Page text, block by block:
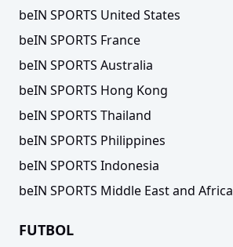
beIN SPORTS United States
beIN SPORTS France
beIN SPORTS Australia
beIN SPORTS Hong Kong
beIN SPORTS Thailand
beIN SPORTS Philippines
beIN SPORTS Indonesia
beIN SPORTS Middle East and Africa
FUTBOL